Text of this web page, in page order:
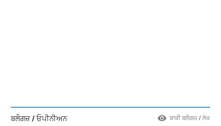
ਬਲੌਗਜ਼ / ਓਪੀਨੀਅਨ ਬਾਕੀ ਬਲੌਗਜ਼ / ਲੇਖ